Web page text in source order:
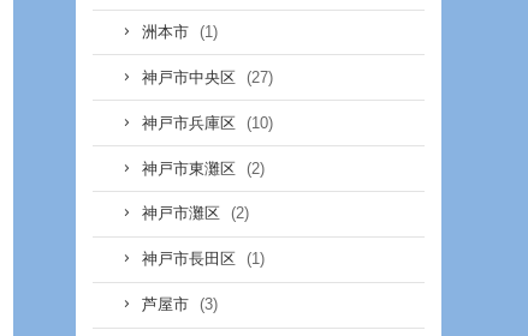
洲本市 (1)
神戸市中央区 (27)
神戸市兵庫区 (10)
神戸市東灘区 (2)
神戸市灘区 (2)
神戸市長田区 (1)
芦屋市 (3)